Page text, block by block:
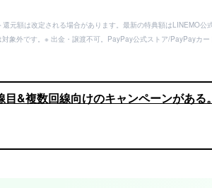
額は改定される場合があります。最新の特典額はLINEMO公
象外です。※ 出金・譲渡不可。PayPay公式ストア/PayPayカ
&複数回線向けのキャンペーンがある。